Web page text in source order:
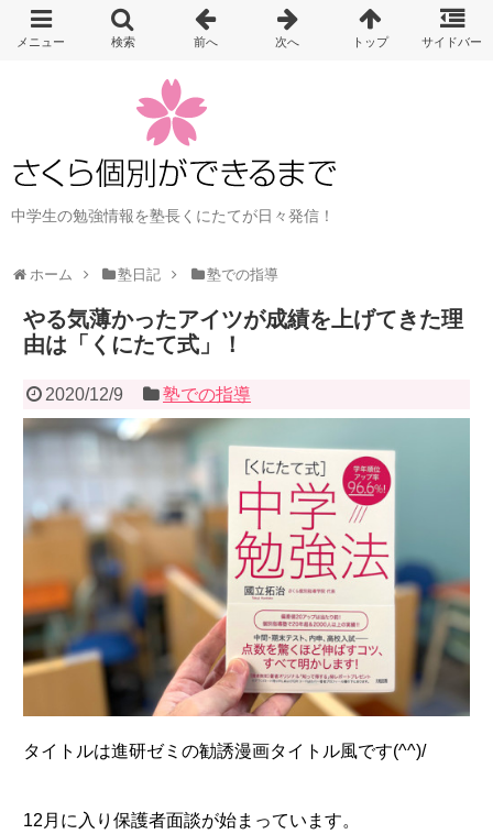
中学生の勉強情報を塾長くにたてが日々発信！
ホーム 塾日記 塾での指導
やる気薄かったアイツが成績を上げてきた理
由は「くにたて式」！
2020/12/9 塾での指導
タイトルは進研ゼミの勧誘漫画タイトル風です(^^)/
12月に入り保護者面談が始まっています。